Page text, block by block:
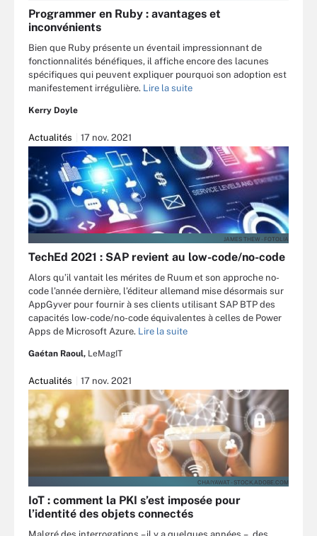
Programmer en Ruby : avantages et
inconvénients
Bien que Ruby présente un éventail impressionnant de
fonctionnalités bénéfiques, il affiche encore des lacunes
spécifiques qui peuvent expliquer pourquoi son adoption est
manifestement irrégulière. Lire la suite
Kerry Doyle
Actualités 17 nov. 2021
JAMES THEW - FOTOLIA
TechEd 2021 : SAP revient au low-code/no-code
Alors qu’il vantait les mérites de Ruum et son approche no-
code l’année dernière, l’éditeur allemand mise désormais sur
AppGyver pour fournir à ses clients utilisant SAP BTP des
capacités low-code/no-code équivalentes à celles de Power
Apps de Microsoft Azure. Lire la suite
Gaétan Raoul, LeMagIT
Actualités 17 nov. 2021
CHAIYAWAT - STOCK.ADOBE.COM
IoT : comment la PKI s’est imposée pour
l’identité des objets connectés